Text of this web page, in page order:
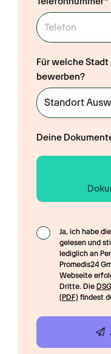
Für welche
bewerben?
Deine
Ja, ich habe
gelesen und
lediglich an
Promedis24
Webseite
Dritte. Die
(PDF) findest